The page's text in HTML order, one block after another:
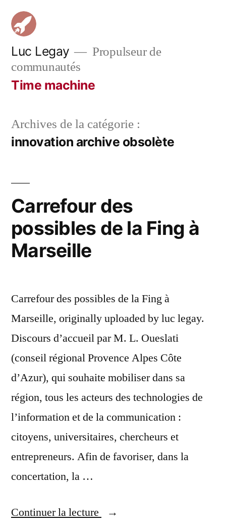
Aller
contenu
Luc Legay
Propulseur de
communautés
Time machine
Archives de la catégorie :
innovation archive obsolète
Carrefour des
possibles de la Fing à
Marseille
Carrefour des possibles de la Fing à
Marseille, originally uploaded by luc legay.
Discours d’accueil par M. L. Oueslati
(conseil régional Provence Alpes Côte
d’Azur), qui souhaite mobiliser dans sa
région, tous les acteurs des technologies de
l’information et de la communication :
citoyens, universitaires, chercheurs et
entrepreneurs. Afin de favoriser, dans la
concertation, la …
Continuer la lecture
« Carrefour